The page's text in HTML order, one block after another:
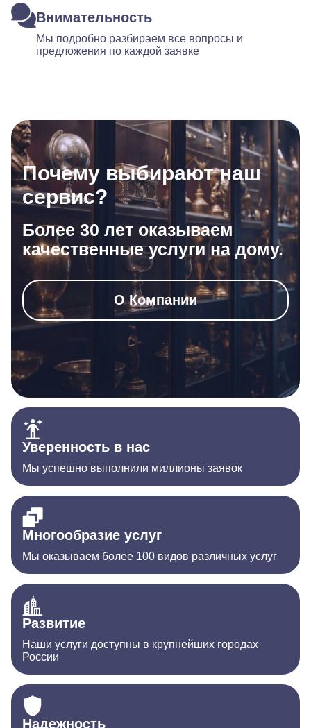
Внимательность
Мы подробно разбираем все вопросы и
предложения по каждой заявке
Почему выбирают наш
сервис?
Более 30 лет оказываем
качественные услуги на дому.
О Компании
Уверенность в нас
Мы успешно выполнили миллионы заявок
Многообразие услуг
Мы оказываем более 100 видов различных услуг
Развитие
Наши услуги доступны в крупнейших городах
России
Надежность